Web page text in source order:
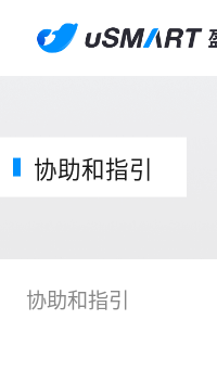
协助和指引
协助和指引